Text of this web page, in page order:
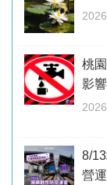
桃
影響
8/
營